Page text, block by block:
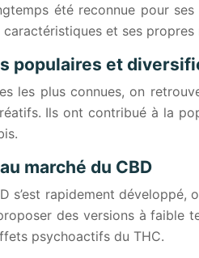
été reconnue pour
et ses propres
populaires et
les plus connues, on
Ils ont contribué à la
marché du CBD
s’est rapidement
des versions à
psychoactifs du THC.